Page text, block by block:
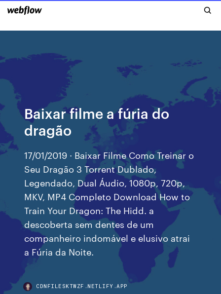
Baixar filme a fúria do
dragão
17/01/2019 · Baixar Filme Como Treinar o
Seu Dragão 3 Torrent Dublado,
Legendado, Dual Áudio, 1080p, 720p,
MKV, MP4 Completo Download How to
Train Your Dragon: The Hidd. a
descoberta sem dentes de um
companheiro indomável e elusivo atrai
a Fúria da Noite.
CDNFILESKTWZF.NETLIFY.APP